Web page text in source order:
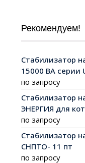
Рекомендуем!
Cтабилизатор
15000 ВА серии
по запросу
Cтабилизатор
ЭНЕРГИЯ для
по запросу
Стабилизатор
СНПТО- 11 пт
по запросу